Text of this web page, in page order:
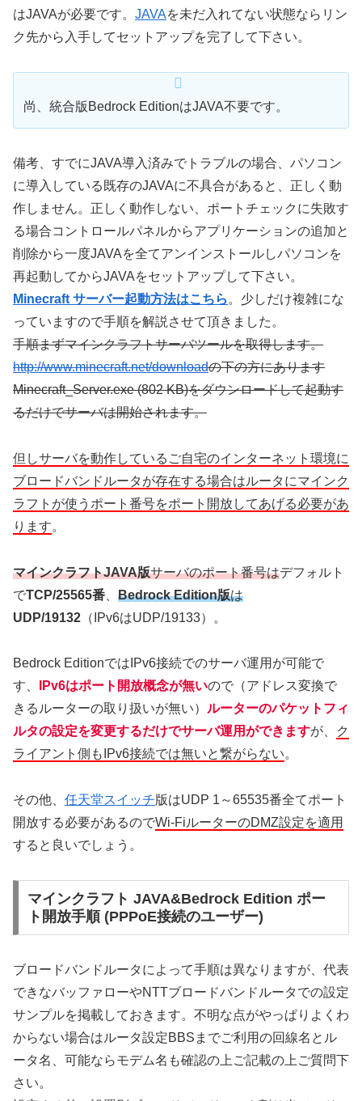
はJAVAが必要です。 JAVAを未だ入れてない状態ならリン
ク先から入手してセットアップを完了して下さい。
尚、統合版Bedrock EditionはJAVA不要です。
備考、すでにJAVA導入済みでトラブルの場合、パソコン
に導入している既存のJAVAに不具合があると、正しく動
作しません。正しく動作しない、ポートチェックに失敗す
る場合コントロールパネルからアプリケーションの追加と
削除から一度JAVAを全てアンインストールしパソコンを
再起動してからJAVAをセットアップして下さい。
Minecraft サーバー起動方法はこちら 。少しだけ複雑にな
っていますので手順を解説させて頂きました。
手順まずマインクラフトサーバツールを取得します。
http://www.minecraft.net/downloadの下の方にあります
Minecraft_Server.exe (802 KB)をダウンロードして起動す
るだけでサーバは開始されます。
但しサーバを動作しているご自宅のインターネット環境に
ブロードバンドルータが存在する場合はルータにマインク
ラフトが使うポート番号をポート開放してあげる必要があ
ります。
マインクラフトJAVA版サーバのポート番号はデフォルト
でTCP/25565番 Bedrock Edition版は
UDP/19132 （IPv6はUDP/19133）。
Bedrock EditionではIPv6接続でのサーバ運用が可能で
す、
IPv6はポート開放概念が無いので（アドレス変換で
きるルーターの取り扱いが無い） ルーターのパケットフィ
ルタの設定を変更するだけでサーバ運用ができますが、
ク
ライアント側もIPv6接続では無いと繋がらない。
その他、 任天堂スイッチ版はUDP 1～65535番全てポート
開放する必要があるのでWi-FiルーターのDMZ設定を適用
すると良いでしょう。
マインクラフト JAVA&Bedrock Edition ポー
ト開放手順 (PPPoE接続のユーザー)
ブロードバンドルータによって手順は異なりますが、代表
できなバッファローやNTTブロードバンドルータでの設定
サンプルを掲載しておきます。不明な点がやっぱりよくわ
からない場合はルータ設定BBSまでご利用の回線名とル
ータ名、可能ならモデム名も確認の上ご記載の上ご質問下
さい。